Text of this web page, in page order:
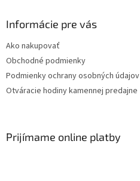
Informácie pre vás
Ako nakupovať
Obchodné podmienky
Podmienky ochrany osobných údajov
Otváracie hodiny kamennej predajne
Prijímame online platby